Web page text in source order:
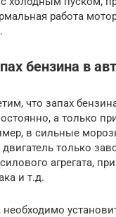
работа
бензина в
что запах
а только
в сильные
только
агрегата,
и т.д.